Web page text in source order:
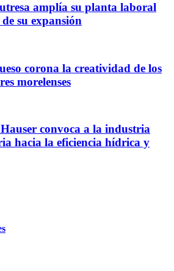
amplía su planta laboral
su expansión
corona la creatividad de los
morelenses
convoca a la industria
hacia la eficiencia hídrica y